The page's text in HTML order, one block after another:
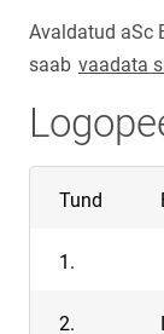
Avaldatud aSc
saab vaadata
Tund
1.
2.